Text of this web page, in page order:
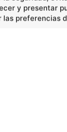
y presentar
las preferencias